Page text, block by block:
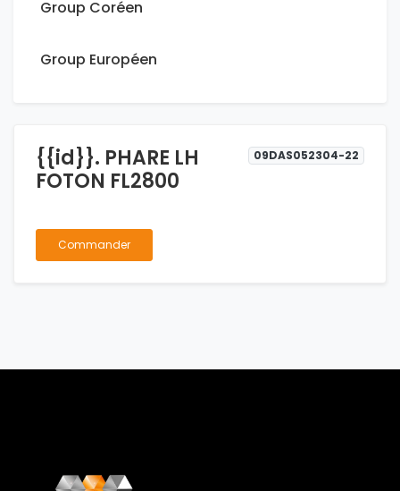
Group Coréen
Group Européen
{{id}}. PHARE LH
FOTON FL2800
09DAS052304-22
Commander